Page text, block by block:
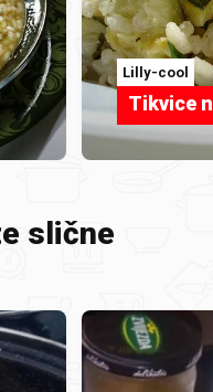
Lilly-cool
Tikvice
slične